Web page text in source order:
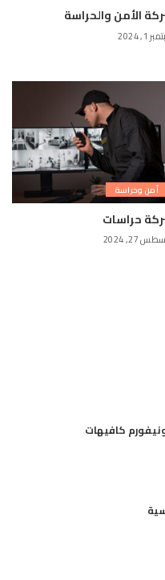
الأمن والحراسة
1, 2024
أمن وحراسة
حراسات
27, 2024
كافيهات